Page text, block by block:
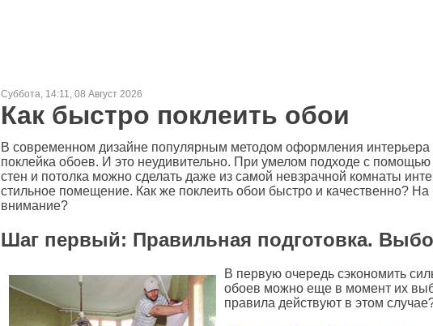
Суббота, 14:11, 08 Август 2026
Как быстро поклеить обои
В современном дизайне популярным методом оформления интерьера
поклейка обоев. И это неудивительно. При умелом подходе с помощью
стен и потолка можно сделать даже из самой невзрачной комнаты
стильное помещение. Как же поклеить обои быстро и качественно? На
внимание?
Шаг первый: Правильная подготовка.
В первую очередь сэкономить
обоев можно еще в момент их
правила действуют в этом